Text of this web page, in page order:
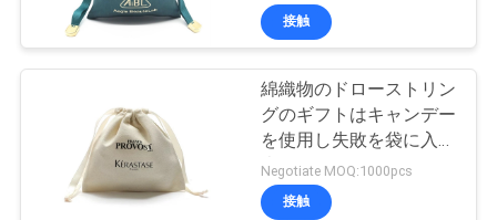
接触
綿織物のドローストリン
グのギフトはキャンデー
を使用し失敗を袋に入れ
表面を押す
Negotiate MOQ:1000pcs
接触